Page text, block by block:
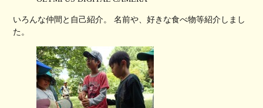
いろんな仲間と自己紹介。 名前や、好きな食べ物等紹介しまし
た。